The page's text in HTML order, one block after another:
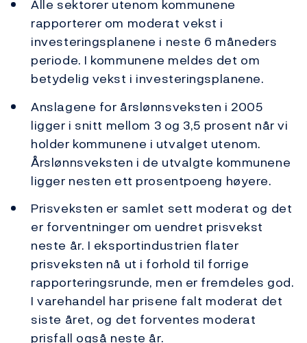
Alle sektorer utenom kommunene
rapporterer om moderat vekst i
investeringsplanene i neste 6 måneders
periode. I kommunene meldes det om
betydelig vekst i investeringsplanene.
Anslagene for årslønnsveksten i 2005
ligger i snitt mellom 3 og 3,5 prosent når vi
holder kommunene i utvalget utenom.
Årslønnsveksten i de utvalgte kommunene
ligger nesten ett prosentpoeng høyere.
Prisveksten er samlet sett moderat og det
er forventninger om uendret prisvekst
neste år. I eksportindustrien flater
prisveksten nå ut i forhold til forrige
rapporteringsrunde, men er fremdeles god.
I varehandel har prisene falt moderat det
siste året, og det forventes moderat
prisfall også neste år.